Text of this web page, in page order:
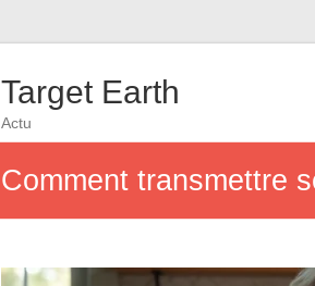
Target Earth
Actu
Comment transmettre